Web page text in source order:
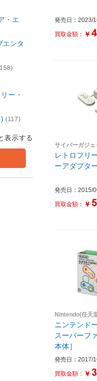
発売日：2023/
買取金額： ￥
サイバーガジェ
レトロフリ
ーアダプタ
発売日：2015/
買取金額： ￥
Nintendo(任天
ニンテンド
スーパーフ
本体］
発売日：2017/
買取金額： ￥
・エ
エンタ
ー・
(117)
表示する